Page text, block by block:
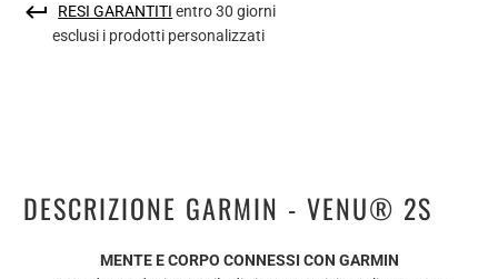
RESI GARANTITI entro 30 giorni
esclusi i prodotti personalizzati
DESCRIZIONE GARMIN - VENU® 2S
MENTE E CORPO CONNESSI CON GARMIN